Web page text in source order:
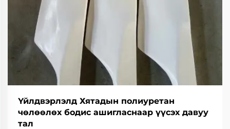
Үйлдвэрлэлд Хятадын полиуретан
чөлөөлөх бодис ашигласнаар үүсэх давуу
тал